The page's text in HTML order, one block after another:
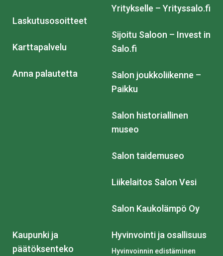
Laskutusosoitteet
Karttapalvelu
Anna palautetta
Yritykselle – Yrityssalo.fi
Sijoitu Saloon – Invest in
Salo.fi
Salon joukkoliikenne –
Paikku
Salon historiallinen
museo
Salon taidemuseo
Liikelaitos Salon Vesi
Salon Kaukolämpö Oy
Kaupunki ja
päätöksenteko
Hyvinvointi ja osallisuus
Hyvinvoinnin edistäminen